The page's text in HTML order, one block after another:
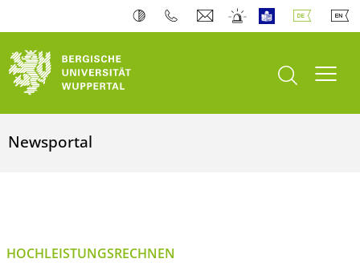
Suche öffnen
Newsportal
HOCHLEISTUNGSRECHNEN